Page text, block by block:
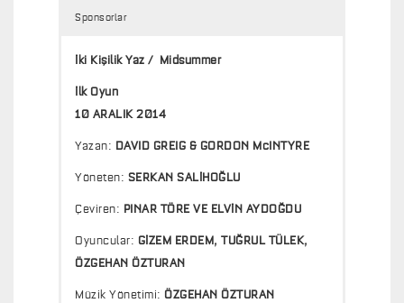
Sponsorlar
İki Kişilik Yaz / Midsummer
İlk Oyun
10 ARALIK 2014
Yazan: DAVID GREIG & GORDON McINTYRE
Yöneten: SERKAN SALİHOĞLU
Çeviren: PINAR TÖRE VE ELVİN AYDOĞDU
Oyuncular: GİZEM ERDEM, TUĞRUL TÜLEK,
ÖZGEHAN ÖZTURAN
Müzik Yönetimi: ÖZGEHAN ÖZTURAN